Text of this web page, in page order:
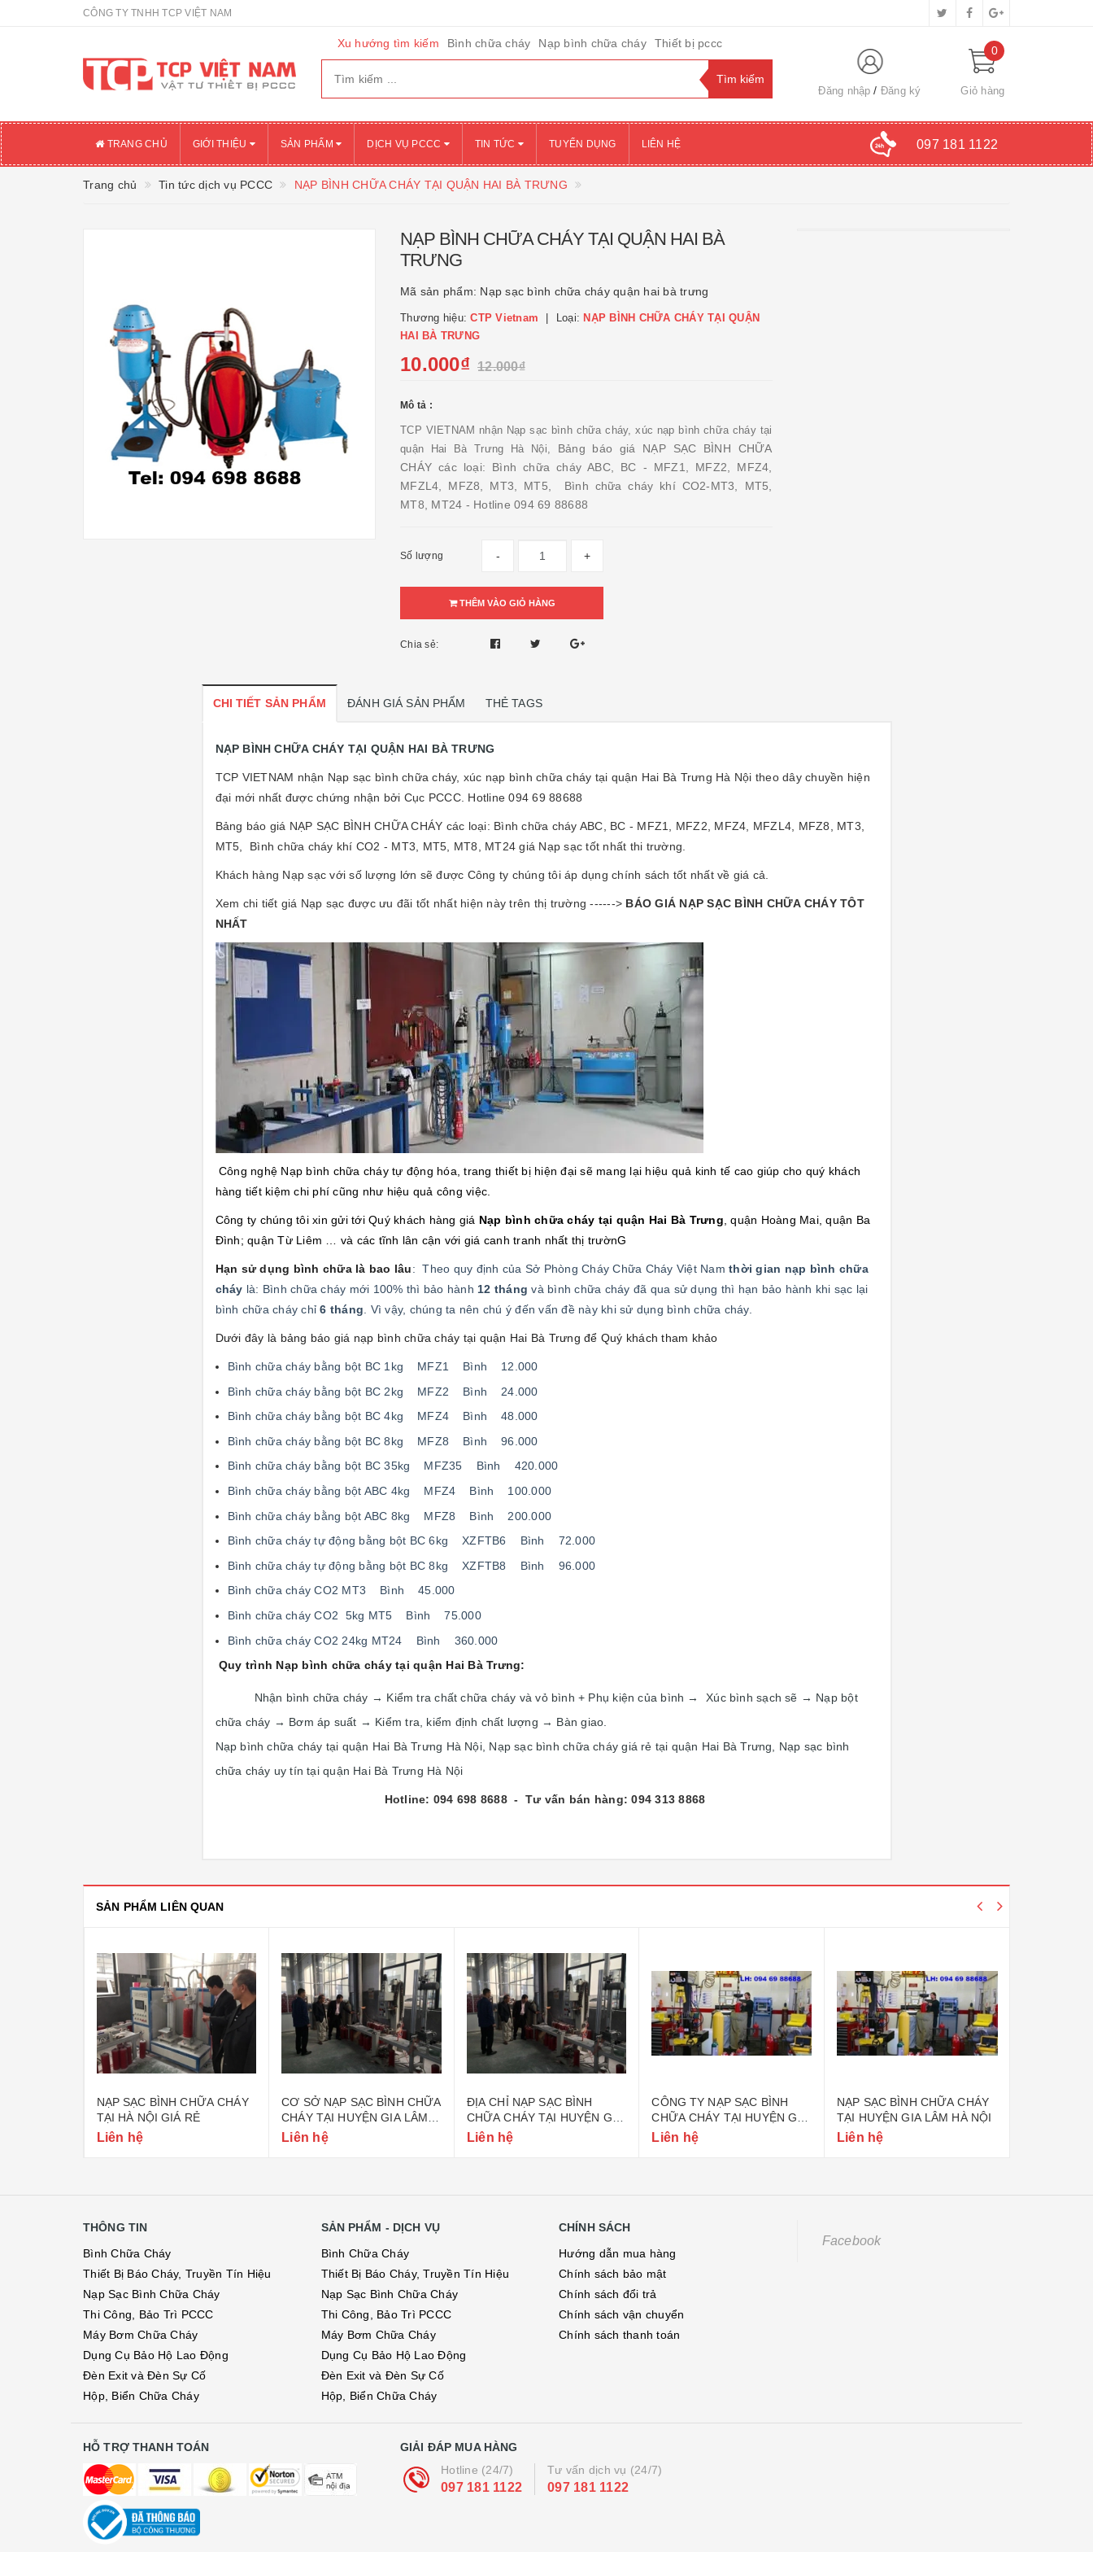
CÔNG TY TNHH TCP VIỆT NAM
Xu hướng tìm kiếm Bình chữa cháy Nạp bình chữa cháy Thiết bị pccc
Đăng nhập Đăng ký
0
Giỏ hàng
TRANG CHỦ GIỚI THIỆU SẢN PHẨM DỊCH VỤ PCCC TIN TỨC TUYỂN DỤNG LIÊN HỆ 097 181 1122
Trang chủ Tin tức dịch vụ PCCC NẠP BÌNH CHỮA CHÁY TẠI QUẬN HAI BÀ TRƯNG
NẠP BÌNH CHỮA CHÁY TẠI QUẬN HAI BÀ
TRƯNG
Mã sản phẩm: Nạp sạc bình chữa cháy quận hai bà trưng
Thương hiệu:CTP Vietnam Loại: NẠP BÌNH CHỮA CHÁY TẠI QUẬN
HAI BÀ TRƯNG
10.000₫ 12.000₫
Mô tả :
TCP VIETNAM nhận Nạp sạc bình chữa cháy, xúc nạp bình chữa cháy tại
quận Hai Bà Trưng Hà Nội, Bảng báo giá NẠP SẠC BÌNH CHỮA
CHÁY các loại: Bình chữa cháy ABC, BC - MFZ1, MFZ2, MFZ4,
MFZL4, MFZ8, MT3, MT5, Bình chữa cháy khí CO2-MT3, MT5,
MT8, MT24 - Hotline 094 69 88688
Số lượng - +
THÊM VÀO GIỎ HÀNG
Chia sẻ:
CHI TIẾT SẢN PHẨM ĐÁNH GIÁ SẢN PHẨM THẺ TAGS
NẠP BÌNH CHỮA CHÁY TẠI QUẬN HAI BÀ TRƯNG
TCP VIETNAM nhận Nạp sạc bình chữa cháy, xúc nạp bình chữa cháy tại quận Hai Bà Trưng Hà Nội theo dây chuyền hiện
đại mới nhất được chứng nhận bởi Cục PCCC. Hotline 094 69 88688
Bảng báo giá NẠP SẠC BÌNH CHỮA CHÁY các loại: Bình chữa cháy ABC, BC - MFZ1, MFZ2, MFZ4, MFZL4, MFZ8, MT3,
MT5, Bình chữa cháy khí CO2 - MT3, MT5, MT8, MT24 giá Nạp sạc tốt nhất thi trường.
Khách hàng Nạp sạc với số lượng lớn sẽ được Công ty chúng tôi áp dụng chính sách tốt nhất về giá cả.
Xem chi tiết giá Nạp sạc được ưu đãi tốt nhất hiện này trên thị trường ------> BÁO GIÁ NẠP SẠC BÌNH CHỮA CHÁY TÔT
NHẤT
Công nghệ Nạp bình chữa cháy tự động hóa, trang thiết bị hiện đại sẽ mang lại hiệu quả kinh tế cao giúp cho quý khách
hàng tiết kiệm chi phí cũng như hiệu quả công việc.
Công ty chúng tôi xin gửi tới Quý khách hàng giá Nạp bình chữa cháy tại quận Hai Bà Trưng , quận Hoàng Mai, quận Ba
Đình; quận Từ Liêm … và các tĩnh lân cận với giá canh tranh nhất thị trườnG
Hạn sử dụng bình chữa là bao lâu: Theo quy định của Sở Phòng Cháy Chữa Cháy Việt Nam thời gian nạp bình chữa
cháy là: Bình chữa cháy mới 100% thì bảo hành 12 tháng và bình chữa cháy đã qua sử dụng thì hạn bảo hành khi sạc lại
bình chữa cháy chỉ6 tháng . Vì vậy, chúng ta nên chú ý đến vấn đề này khi sử dụng bình chữa cháy.
Dưới đây là bảng báo giá nạp bình chữa cháy tại quận Hai Bà Trưng để Quý khách tham khảo
Bình chữa cháy bằng bột BC 1kg MFZ1 Bình 12.000
Bình chữa cháy bằng bột BC 2kg MFZ2 Bình 24.000
Bình chữa cháy bằng bột BC 4kg MFZ4 Bình 48.000
Bình chữa cháy bằng bột BC 8kg MFZ8 Bình 96.000
Bình chữa cháy bằng bột BC 35kg MFZ35 Bình 420.000
Bình chữa cháy bằng bột ABC 4kg MFZ4 Bình 100.000
Bình chữa cháy bằng bột ABC 8kg MFZ8 Bình 200.000
Bình chữa cháy tự động bằng bột BC 6kg XZFTB6 Bình 72.000
Bình chữa cháy tự động bằng bột BC 8kg XZFTB8 Bình 96.000
Bình chữa cháy CO2 MT3 Bình 45.000
Bình chữa cháy CO2 5kg MT5 Bình 75.000
Bình chữa cháy CO2 24kg MT24 Bình 360.000
Quy trình Nạp bình chữa cháy tại quận Hai Bà Trưng:
Nhận bình chữa cháy → Kiểm tra chất chữa cháy và vỏ bình + Phụ kiện của bình → Xúc bình sạch sẽ → Nạp bột
chữa cháy → Bơm áp suất → Kiểm tra, kiểm định chất lượng → Bàn giao.
Nạp bình chữa cháy tại quận Hai Bà Trưng Hà Nội, Nạp sạc bình chữa cháy giá rẻ tại quận Hai Bà Trưng, Nạp sạc bình
chữa cháy uy tín tại quận Hai Bà Trưng Hà Nội
Hotline: 094 698 8688 - Tư vấn bán hàng: 094 313 8868
SẢN PHẨM LIÊN QUAN
NẠP SẠC BÌNH CHỮA CHÁY
TẠI HÀ NỘI GIÁ RẺ
Liên hệ
CƠ SỞ NẠP SẠC BÌNH CHỮA
CHÁY TẠI HUYỆN GIA LÂM
HÀ NỘI
Liên hệ
ĐỊA CHỈ NẠP SẠC BÌNH
CHỮA CHÁY TẠI HUYỆN GIA
LÂM HÀ NỘI
Liên hệ
CÔNG TY NẠP SẠC BÌNH
CHỮA CHÁY TẠI HUYỆN GIA
LÂM HÀ NỘI
Liên hệ
NẠP SẠC BÌNH CHỮA CHÁY
TẠI HUYỆN GIA LÂM HÀ NỘI
Liên hệ
THÔNG TIN
Bình Chữa Cháy
Thiết Bị Báo Cháy, Truyền Tín Hiệu
Nạp Sạc Bình Chữa Cháy
Thi Công, Bảo Trì PCCC
Máy Bơm Chữa Cháy
Dụng Cụ Bảo Hộ Lao Động
Đèn Exit và Đèn Sự Cố
Hộp, Biển Chữa Cháy
SẢN PHẨM - DỊCH VỤ
Bình Chữa Cháy
Thiết Bị Báo Cháy, Truyền Tín Hiệu
Nạp Sạc Bình Chữa Cháy
Thi Công, Bảo Trì PCCC
Máy Bơm Chữa Cháy
Dụng Cụ Bảo Hộ Lao Động
Đèn Exit và Đèn Sự Cố
Hộp, Biển Chữa Cháy
CHÍNH SÁCH
Hướng dẫn mua hàng
Chính sách bảo mật
Chính sách đổi trả
Chính sách vận chuyển
Chính sách thanh toán
Facebook
HỖ TRỢ THANH TOÁN
GIẢI ĐÁP MUA HÀNG
Hotline (24/7)
097 181 1122
Tư vấn dịch vụ (24/7)
097 181 1122